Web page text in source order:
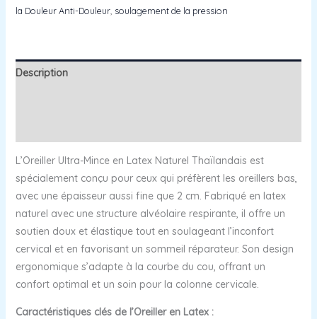
la Douleur Anti-Douleur, soulagement de la pression
Description
L’Oreiller Ultra-Mince en Latex Naturel Thaïlandais est
spécialement conçu pour ceux qui préfèrent les oreillers bas,
avec une épaisseur aussi fine que 2 cm. Fabriqué en latex
naturel avec une structure alvéolaire respirante, il offre un
soutien doux et élastique tout en soulageant l’inconfort
cervical et en favorisant un sommeil réparateur. Son design
ergonomique s’adapte à la courbe du cou, offrant un
confort optimal et un soin pour la colonne cervicale.
Caractéristiques clés de l’Oreiller en Latex :